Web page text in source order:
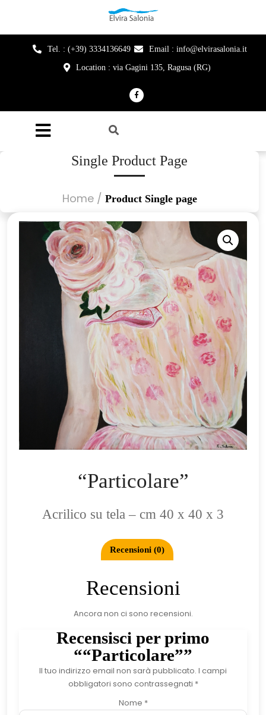
Tel. : (+39) 3334136649 Email : info@elvirasalonia.it
Location : via Gagini 135, Ragusa (RG)
Single Product Page
Home/ Product Single page
“Particolare”
Acrilico su tela – cm 40 x 40 x 3
Recensioni (0)
Recensioni
Ancora non ci sono recensioni.
Recensisci per primo
““Particolare””
Il tuo indirizzo email non sarà pubblicato. I campi
obbligatori sono contrassegnati *
Nome *